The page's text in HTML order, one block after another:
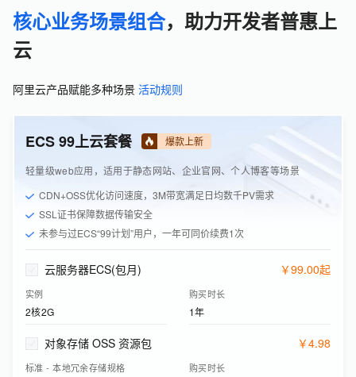
核心业务场景组合，助力开发者普惠上
云
阿里云产品赋能多种场景 活动规则
ECS 99上云套餐 爆款上新
轻量级web应用，适用于静态网站、企业官网、个人博客等场景
CDN+OSS优化访问速度，3M带宽满足日均数千PV需求
SSL证书保障数据传输安全
未参与过ECS“99计划”用户，一年可同价续费1次
云服务器ECS(包月) ￥99.00起
实例
2核2G
购买时长
1年
对象存储 OSS 资源包 ￥4.98
标准 - 本地冗余存储规格 购买时长